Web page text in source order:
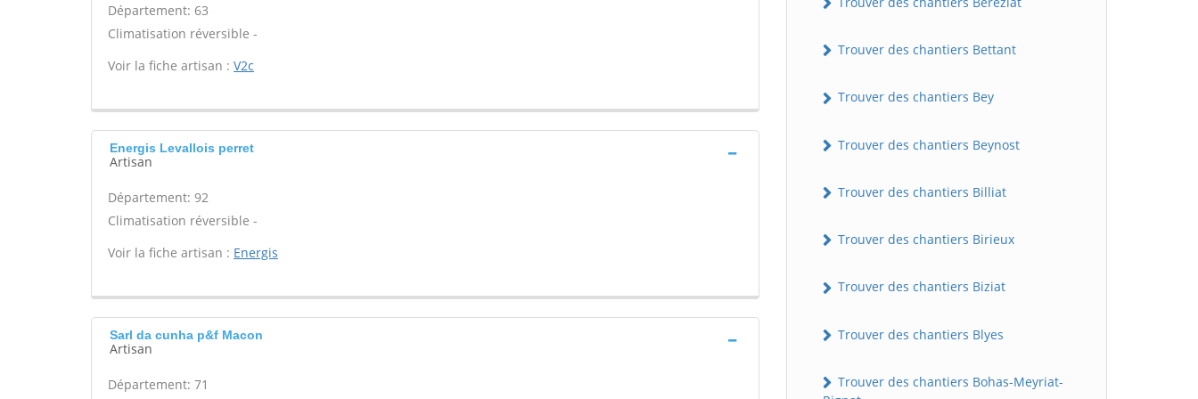
Département: 63
Climatisation réversible -
Voir la fiche artisan : V2c
Energis Levallois perret
Artisan
Département: 92
Climatisation réversible -
Voir la fiche artisan : Energis
Sarl da cunha p&f Macon
Artisan
Département: 71
Trouver des chantiers Bettant
Trouver des chantiers Bey
Trouver des chantiers Beynost
Trouver des chantiers Billiat
Trouver des chantiers Birieux
Trouver des chantiers Biziat
Trouver des chantiers Blyes
Trouver des chantiers Bohas-Meyriat-